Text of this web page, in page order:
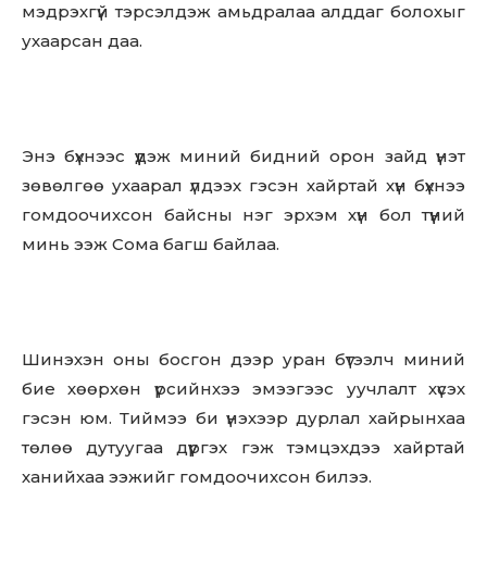
to stay in the loop.
SUBSCRIBE
мэдрэхгүй тэрсэлдэж амьдралаа алддаг болохыг
ухаарсан даа.
Энэ бүхнээс үүдэж миний бидний орон зайд үнэт
зөвөлгөө ухаарал үлдээх гэсэн хайртай хүн бүхнээ
гомдоочихсон байсны нэг эрхэм хүн бол түүний
минь ээж Сома багш байлаа.
Шинэхэн оны босгон дээр уран бүтээлч миний
бие хөөрхөн үрсийнхээ эмээгээс уучлалт хүсэх
гэсэн юм. Тиймээ би үнэхээр дурлал хайрынхаа
төлөө дутуугаа дүүргэх гэж тэмцэхдээ хайртай
ханийхаа ээжийг гомдоочихсон билээ.